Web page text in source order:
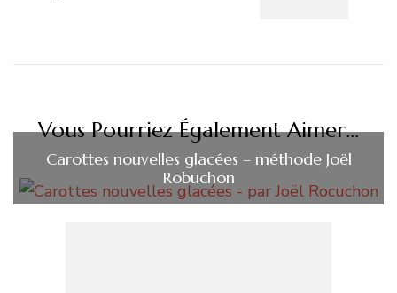
Vous Pourriez Également Aimer...
Carottes nouvelles glacées – méthode Joël
Robuchon